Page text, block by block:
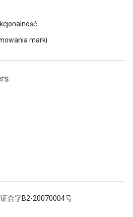
marki
证合字B2-20070004号